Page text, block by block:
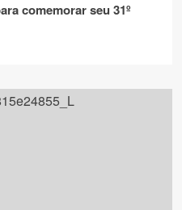
comemorar seu 31º